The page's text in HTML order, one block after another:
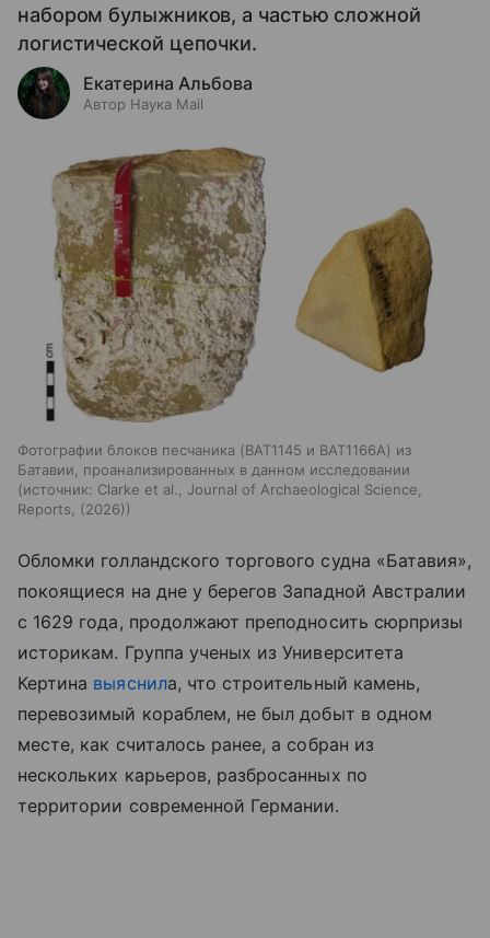
набором булыжников, а частью сложной
логистической цепочки.
Екатерина Альбова
Автор Наука Mail
Фотографии блоков песчаника (BAT1145 и BAT1166A) из
Батавии, проанализированных в данном исследовании
источник: Clarke et al., Journal of Archaeological Science,
Reports, (2026)
Обломки голландского торгового судна «Батавия»,
покоящиеся на дне у берегов Западной Австралии
с 1629 года, продолжают преподносить сюрпризы
историкам. Группа ученых из Университета
Кертина выяснила, что строительный камень,
перевозимый кораблем, не был добыт в одном
месте, как считалось ранее, а собран из
нескольких карьеров, разбросанных по
территории современной Германии.